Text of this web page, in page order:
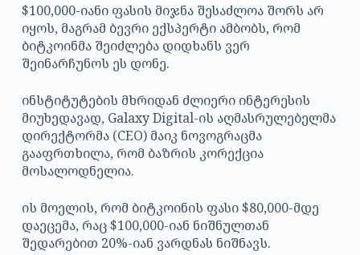
$100,000-იანი ფასის მიჯნა შესაძლოა შორს არ
იყოს, მაგრამ ბევრი ექსპერტი ამბობს, რომ
ბიტკოინმა შეიძლება დიდხანს ვერ
შეინარჩუნოს ეს დონე.
ინსტიტუტების მხრიდან ძლიერი ინტერესის
მიუხედავად, Galaxy Digital-ის აღმასრულებელმა
დირექტორმა (CEO) მაიკ ნოვოგრაცმა
გააფრთხილა, რომ ბაზრის კორექცია
მოსალოდნელია.
ის მოელის, რომ ბიტკოინის ფასი $80,000-მდე
დაეცემა, რაც $100,000-იან ნიშნულთან
შედარებით 20%-იან ვარდნას ნიშნავს.